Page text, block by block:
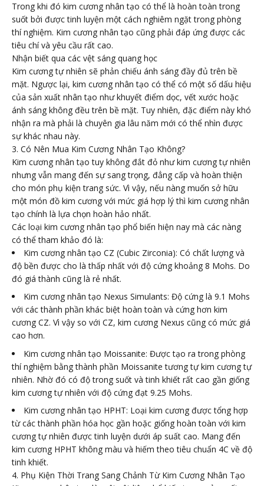
Trong khi đó kim cương nhân tạo có thể là hoàn toàn trong
suốt bởi được tinh luyện một cách nghiêm ngặt trong phòng
thí nghiệm. Kim cương nhân tạo cũng phải đáp ứng được các
tiêu chí và yêu cầu rất cao.
Nhận biết qua các vệt sáng quang học
Kim cương tự nhiên sẽ phản chiếu ánh sáng đầy đủ trên bề
mặt. Ngược lại, kim cương nhân tạo có thể có một số dấu hiệu
của sản xuất nhân tạo như khuyết điểm dọc, vết xước hoặc
ánh sáng không đều trên bề mặt. Tuy nhiên, đặc điểm này khó
nhận ra mà phải là chuyên gia lâu năm mới có thể nhìn được
sự khác nhau này.
3. Có Nên Mua Kim Cương Nhân Tạo Không?
Kim cương nhân tạo tuy không đắt đỏ như kim cương tự nhiên
nhưng vẫn mang đến sự sang trọng, đẳng cấp và hoàn thiện
cho món phụ kiện trang sức. Vì vậy, nếu nàng muốn sở hữu
một món đồ kim cương với mức giá hợp lý thì kim cương nhân
tạo chính là lựa chọn hoàn hảo nhất.
Các loại kim cương nhân tạo phổ biến hiện nay mà các nàng
có thể tham khảo đó là:
Kim cương nhân tạo CZ (Cubic Zirconia): Có chất lượng và
độ bền được cho là thấp nhất với độ cứng khoảng 8 Mohs. Do
đó giá thành cũng là rẻ nhất.
Kim cương nhân tạo Nexus Simulants: Độ cứng là 9.1 Mohs
với các thành phần khác biệt hoàn toàn và cứng hơn kim
cương CZ. Vì vậy so với CZ, kim cương Nexus cũng có mức giá
cao hơn.
Kim cương nhân tạo Moissanite: Được tạo ra trong phòng
thí nghiệm bằng thành phần Moissanite tương tự kim cương tự
nhiên. Nhờ đó có độ trong suốt và tinh khiết rất cao gần giống
kim cương tự nhiên với độ cứng đạt 9.25 Mohs.
Kim cương nhân tạo HPHT: Loại kim cương được tổng hợp
từ các thành phần hóa học gần hoặc giống hoàn toàn với kim
cương tự nhiên được tinh luyện dưới áp suất cao. Mang đến
kim cương HPHT không màu và hiếm theo tiêu chuẩn 4C về độ
tinh khiết.
4. Phụ Kiện Thời Trang Sang Chảnh Từ Kim Cương Nhân Tạo